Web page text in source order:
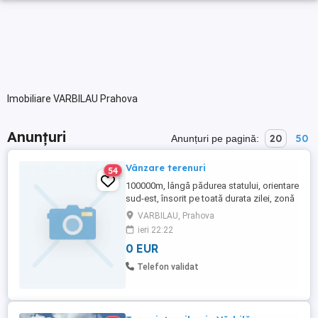
Imobiliare VARBILAU Prahova
Anunțuri Anunțuri pe pagină: 20 50
54 Vânzare terenuri
100000m, lângă pădurea statului, orientare
sud-est, însorit pe toată durata zilei, zonă
de deal 5000m, livadă cireşi, 9000m, livadă
pruni, ieșire la șoseaua Ploiești -Slănic de
40m
VARBILAU, Prahova
ieri 22:22
0 EUR
Telefon validat